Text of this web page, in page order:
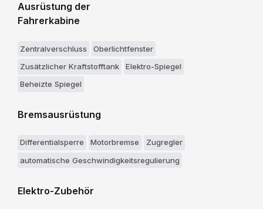
Ausrüstung der
Fahrerkabine
Zentralverschluss
Oberlichtfenster
Zusätzlicher Kraftstofftank
Elektro-Spiegel
Beheizte Spiegel
Bremsausrüstung
Differentialsperre Motorbremse
Zugregler
automatische Geschwindigkeitsregulierung
Elektro-Zubehör